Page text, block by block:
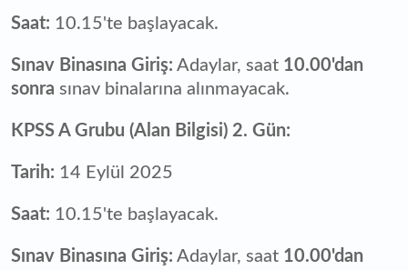
Saat: 10.15'te başlayacak.
Sınav Binasına Giriş: Adaylar, saat 10.00'dan
sonra sınav binalarına alınmayacak.
KPSS A Grubu (Alan Bilgisi) 2. Gün:
Tarih: 14 Eylül 2025
Saat: 10.15'te başlayacak.
Sınav Binasına Giriş: Adaylar, saat 10.00'dan